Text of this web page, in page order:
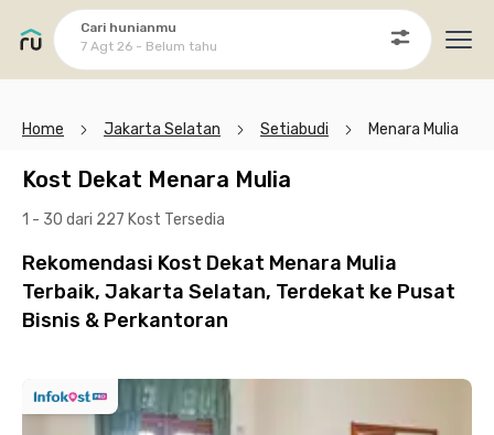
Cari hunianmu
7 Agt 26 - Belum tahu
Home Jakarta Selatan Setiabudi Menara Mulia
Kost Dekat Menara Mulia
1 - 30 dari 227 Kost Tersedia
Rekomendasi Kost Dekat Menara Mulia
Terbaik, Jakarta Selatan, Terdekat ke Pusat
Bisnis & Perkantoran